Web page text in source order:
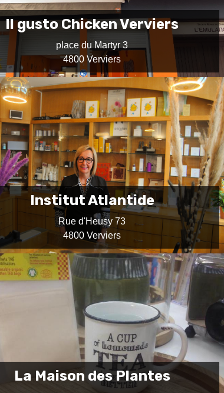
Il gusto Chicken Verviers
place du Martyr 3
4800 Verviers
Institut Atlantide
Rue d'Heusy 73
4800 Verviers
La Maison des Plantes